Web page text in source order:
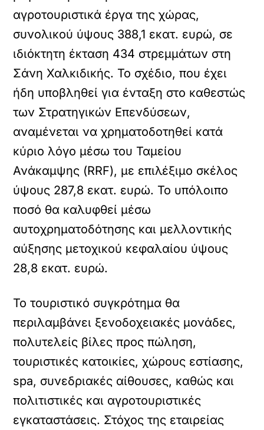
αγροτουριστικά έργα της χώρας,
συνολικού ύψους 388,1 εκατ. ευρώ, σε
ιδιόκτητη έκταση 434 στρεμμάτων στη
Σάνη Χαλκιδικής. Το σχέδιο, που έχει
ήδη υποβληθεί για ένταξη στο καθεστώς
των Στρατηγικών Επενδύσεων,
αναμένεται να χρηματοδοτηθεί κατά
κύριο λόγο μέσω του Ταμείου
Ανάκαμψης (RRF), με επιλέξιμο σκέλος
ύψους 287,8 εκατ. ευρώ. Το υπόλοιπο
ποσό θα καλυφθεί μέσω
αυτοχρηματοδότησης και μελλοντικής
αύξησης μετοχικού κεφαλαίου ύψους
28,8 εκατ. ευρώ.
Το τουριστικό συγκρότημα θα
περιλαμβάνει ξενοδοχειακές μονάδες,
πολυτελείς βίλες προς πώληση,
τουριστικές κατοικίες, χώρους εστίασης,
spa, συνεδριακές αίθουσες, καθώς και
πολιτιστικές και αγροτουριστικές
εγκαταστάσεις. Στόχος της εταιρείας